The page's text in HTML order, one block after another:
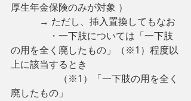
厚生年金保険のみが対象 ）
→ ただし、挿入置換してもなお
・一下肢については「一下肢
の用を全く廃したもの」（※1）程度以
上に該当するとき
（※1）「一下肢の用を全く
廃したもの」